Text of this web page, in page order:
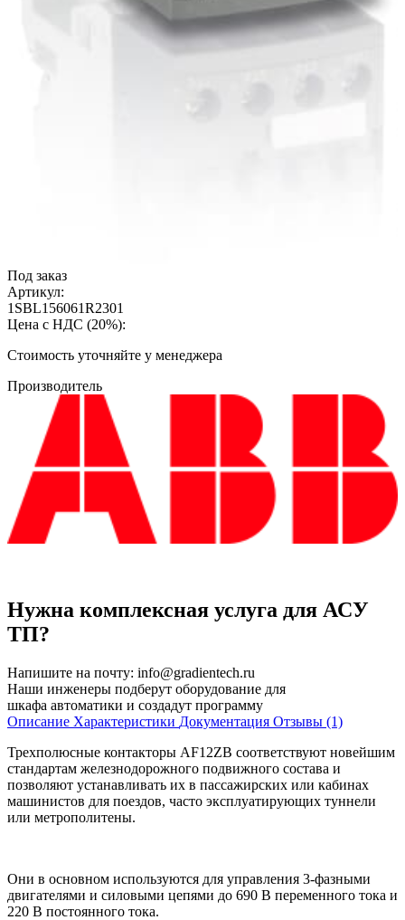
Под заказ
Артикул:
1SBL156061R2301
Цена с НДС (20%):
Cтоимость уточняйте у менеджера
Производитель
Нужна комплексная услуга для АСУ
ТП?
Напишите на почту: info@gradientech.ru
Наши инженеры подберут оборудование для
шкафа автоматики и создадут программу
Описание Характеристики Документация Отзывы (1)
Трехполюсные контакторы AF12ZB соответствуют новейшим
стандартам железнодорожного подвижного состава и
позволяют устанавливать их в пассажирских или кабинах
машинистов для поездов, часто эксплуатирующих туннели
или метрополитены.
Они в основном используются для управления 3-фазными
двигателями и силовыми цепями до 690 В переменного тока и
220 В постоянного тока.